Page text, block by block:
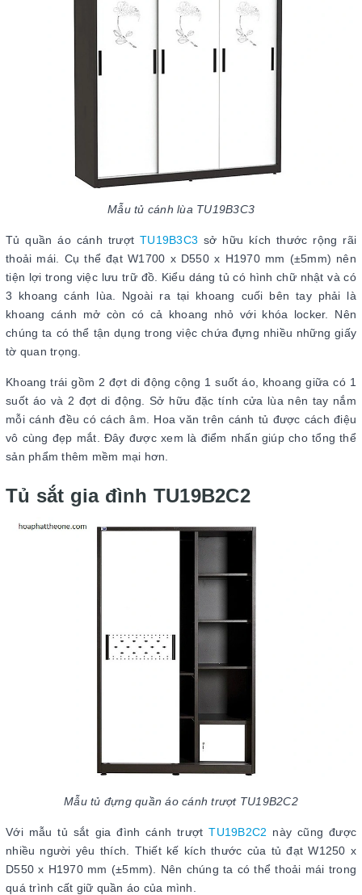
Mẫu tủ cánh lùa TU19B3C3
Tủ quần áo cánh trượtTU19B3C3 sở hữu kích thước rộng rãi
thoải mái. Cụ thể đạt W1700 x D550 x H1970 mm (±5mm) nên
tiện lợi trong việc lưu trữ đồ. Kiểu dáng tủ có hình chữ nhật và có
3 khoang cánh lùa. Ngoài ra tại khoang cuối bên tay phải là
khoang cánh mở còn có cả khoang nhỏ với khóa locker. Nên
chúng ta có thể tận dụng trong việc chứa đựng nhiều những giấy
tờ quan trọng.
Khoang trái gồm 2 đợt di động cộng 1 suốt áo, khoang giữa có 1
suốt áo và 2 đợt di động. Sở hữu đặc tính cửa lùa nên tay nắm
mỗi cánh đều có cách âm. Hoa văn trên cánh tủ được cách điệu
vô cùng đẹp mắt. Đây được xem là điểm nhấn giúp cho tổng thể
sản phẩm thêm mềm mại hơn.
Tủ sắt gia đình TU19B2C2
Mẫu tủ đựng quần áo cánh trượt TU19B2C2
Với mẫu tủ sắt gia đình cánh trượtTU19B2C2 này cũng được
nhiều người yêu thích. Thiết kế kích thước của tủ đạt W1250 x
D550 x H1970 mm (±5mm). Nên chúng ta có thể thoải mái trong
quá trình cất giữ quần áo của mình.